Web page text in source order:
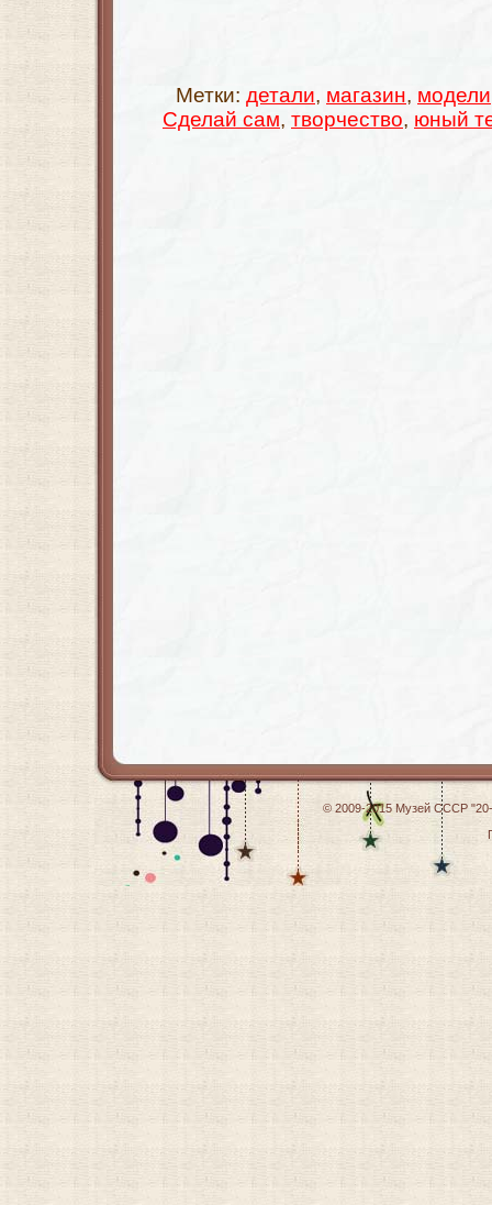
Метки: детали, магазин, модели
Сделай сам, творчество, юный
© 2009-2015 Музей СССР